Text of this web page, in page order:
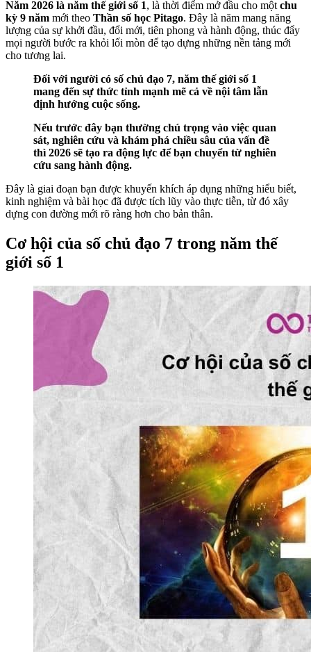
Năm 2026 là năm thế giới số 1, là thời điểm mở đầu cho một chu
kỳ 9 năm mới theo Thần số học Pitago. Đây là năm mang năng
lượng của sự khởi đầu, đổi mới, tiên phong và hành động, thúc đẩy
mọi người bước ra khỏi lối mòn để tạo dựng những nền tảng mới
cho tương lai.
Đối với người có số chủ đạo 7, năm thế giới số 1
mang đến sự thức tỉnh mạnh mẽ cả về nội tâm lẫn
định hướng cuộc sống.
Nếu trước đây bạn thường chú trọng vào việc quan
sát, nghiên cứu và khám phá chiều sâu của vấn đề
thì 2026 sẽ tạo ra động lực để bạn chuyển từ nghiên
cứu sang hành động.
Đây là giai đoạn bạn được khuyến khích áp dụng những hiểu biết,
kinh nghiệm và bài học đã được tích lũy vào thực tiễn, từ đó xây
dựng con đường mới rõ ràng hơn cho bản thân.
Cơ hội của số chủ đạo 7 trong năm thế
giới số 1